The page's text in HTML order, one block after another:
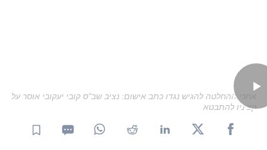
אחרי ההחלטה להגיש נגדו כתב אישום: נציב שב"ס קובי יעקובי אוסר על
קציניו להתבטא